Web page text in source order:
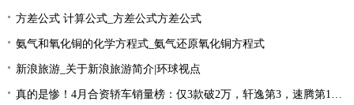
方差公式 计算公式_方差公式方差公式
氨气和氧化铜的化学方程式_氨气还原氧化铜方程式
新浪旅游_关于新浪旅游简介|环球视点
真的是惨！4月合资轿车销量榜：仅3款破2万，轩逸第3，速腾第16！